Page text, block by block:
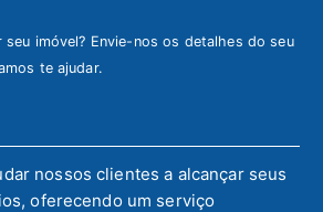
seu imóvel? Envie-nos os detalhes do seu
te ajudar.
nossos clientes a alcançar seus
oferecendo um serviço